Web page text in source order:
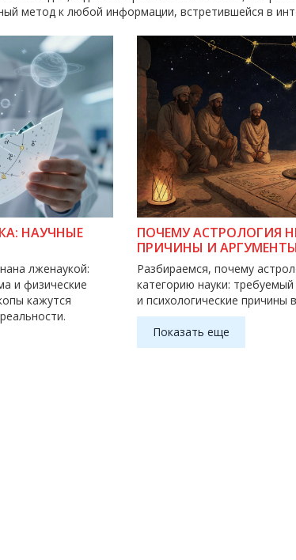
метод к любой информации, встретившейся в
НАУЧНЫЕ
лженаукой:
и физические
кажутся
ПОЧЕМУ АСТРОЛОГИЯ
ПРИЧИНЫ И АРГУМЕНТЫ
Разбираемся, почему
категорию науки:
и психологические причины
Показать еще